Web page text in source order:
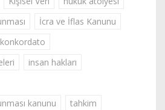
İcra ve İflas Kanunu
konkordato
insan hakları
kanunu
tahkim